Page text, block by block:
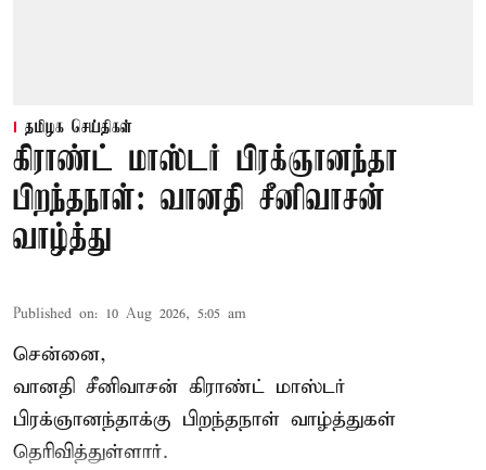
தமிழக செய்திகள்
கிராண்ட் மாஸ்டர் பிரக்ஞானந்தா
பிறந்தநாள்: வானதி சீனிவாசன்
வாழ்த்து
Published on: 10 Aug 2026, 5:05 am
சென்னை,
வானதி சீனிவாசன் கிராண்ட் மாஸ்டர்
பிரக்ஞானந்தாக்கு பிறந்தநாள் வாழ்த்துகள்
தெரிவித்துள்ளார்.